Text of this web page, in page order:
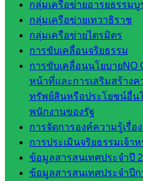
กลุ่มเครือข่ายอารยธรรม
กลุ่มเครือข่ายเทวาธิราช
กลุ่มเครือข่ายไตรมิตร
การขับเคลื่อนจริยธรรม
การขับเคลื่อนนโยบายNO
หน้าที่และการเสริมสร้าง
ทรัพย์สินหรือประโยชน์อื่น
พนักงานของรัฐ
การจัดการองค์ความรู้เรื่อ
การประเมินจริยธรรมเจ้า
ข้อมูลสารสนเทศประจำปี
ข้อมูลสารสนเทศประจำปีก
บริหาร
งานงาน
เงินและ
สินทรัพย์
กลุ่มน
โยบาย
และแผน
กลุ่มส่ง
เสริมการ
จัดการ
ศึกษา
กลุ่ม